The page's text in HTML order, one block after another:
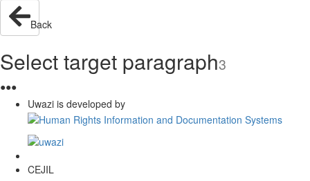
Back
Select target paragraph3
●●●
Uwazi is developed by
CEJIL